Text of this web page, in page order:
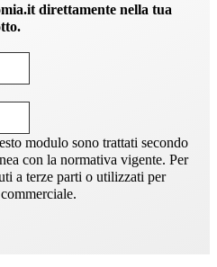
direttamente nella tua
modulo sono trattati secondo
con la normativa vigente. Per
a terze parti o utilizzati per